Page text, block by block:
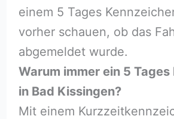
einem 5 Tages
vorher schauen, ob das
abgemeldet wurde.
Warum immer ein 5
in Bad Kissingen?
Mit einem